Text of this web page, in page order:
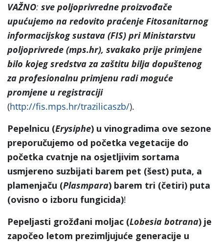
VAŽNO: sve poljoprivredne proizvođače
upućujemo na redovito praćenje Fitosanitarnog
informacijskog sustava (FIS) pri Ministarstvu
poljoprivrede (mps.hr), svakako prije primjene
bilo kojeg sredstva za zaštitu bilja dopuštenog
za profesionalnu primjenu radi moguće
promjene u registraciji
(http://fis.mps.hr/trazilicaszb/).
Pepelnicu (Erysiphe) u vinogradima ove sezone
preporučujemo od početka vegetacije do
početka cvatnje na osjetljivim sortama
usmjereno suzbijati barem pet (šest) puta, a
plamenjaču (Plasmpara) barem tri (četiri) puta
(ovisno o izboru fungicida)!
Pepeljasti grožđani moljac (Lobesia botrana) je
započeo letom prezimljujuće generacije u